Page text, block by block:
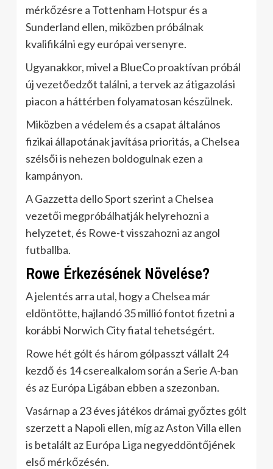
mérkőzésre a Tottenham Hotspur és a
Sunderland ellen, miközben próbálnak
kvalifikálni egy európai versenyre.
Ugyanakkor, mivel a BlueCo proaktívan próbál
új vezetőedzőt találni, a tervek az átigazolási
piacon a háttérben folyamatosan készülnek.
Miközben a védelem és a csapat általános
fizikai állapotának javítása prioritás, a Chelsea
szélsői is nehezen boldogulnak ezen a
kampányon.
A Gazzetta dello Sport szerint a Chelsea
vezetői megpróbálhatják helyrehozni a
helyzetet, és Rowe-t visszahozni az angol
futballba.
Rowe Érkezésének Növelése?
A jelentés arra utal, hogy a Chelsea már
eldöntötte, hajlandó 35 millió fontot fizetni a
korábbi Norwich City fiatal tehetségért.
Rowe hét gólt és három gólpasszt vállalt 24
kezdő és 14 cserealkalom során a Serie A-ban
és az Európa Ligában ebben a szezonban.
Vasárnap a 23 éves játékos drámai győztes gólt
szerzett a Napoli ellen, míg az Aston Villa ellen
is betalált az Európa Liga negyeddöntőjének
első mérkőzésén.